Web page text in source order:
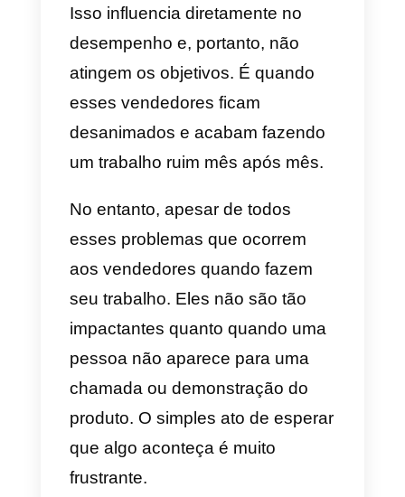
Nem sempre o ambiente
B2Bé amigável ao fornecedor. A
verdade é que os objetivos e a
pressão que eles têm todos os
dias afetam muito seu trabalho.
Isso influencia diretamente no
desempenho e, portanto, não
atingem os objetivos. É quando
esses vendedores ficam
desanimados e acabam fazendo
um trabalho ruim mês após mês.